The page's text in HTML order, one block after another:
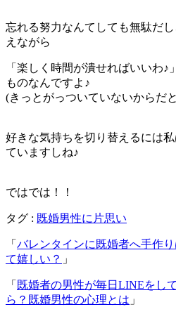
忘れる努力なんてしても無駄だ
えながら
「楽しく時間が潰せればいいわ
ものなんですよ♪
(きっとがっついていないからだ
好きな気持ちを切り替えるには
ていますしね♪
ではでは！！
タグ : 既婚男性に片思い
「 バレンタインに既婚者へ手作
て嬉しい？ 」
「 既婚者の男性が毎日LINEをし
ら？既婚男性の心理とは 」